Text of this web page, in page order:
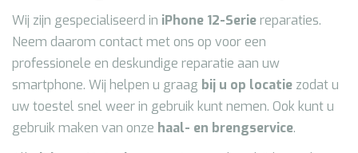
Wij zijn gespecialiseerd in iPhone 12-Seriereparaties.
Neem daarom contact met ons op voor een
professionele en deskundige reparatie aan uw
smartphone. Wij helpen u graag bij u op locatie zodat u
uw toestel snel weer in gebruik kunt nemen. Ook kunt u
gebruik maken van onze haal- en brengservice.